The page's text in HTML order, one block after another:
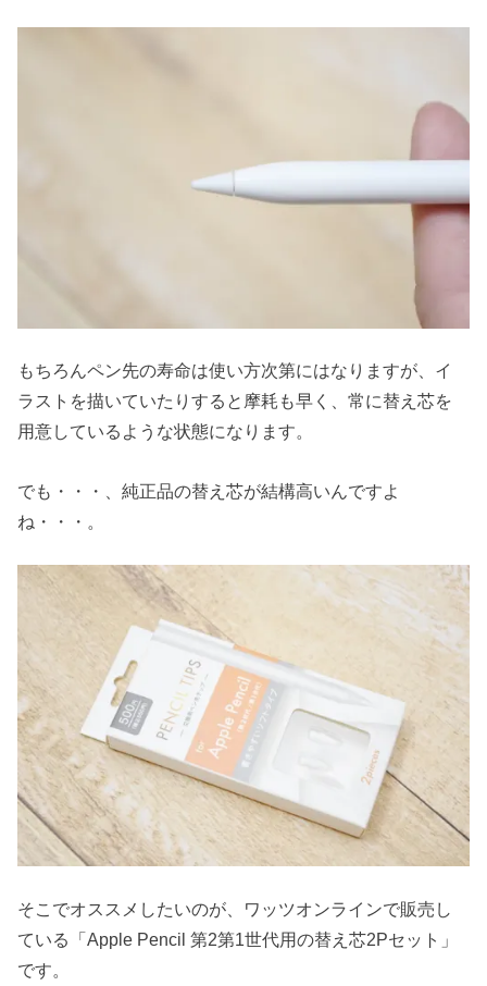
もちろんペン先の寿命は使い方次第にはなりますが、イ
ラストを描いていたりすると摩耗も早く、常に替え芯を
用意しているような状態になります。
でも・・・、純正品の替え芯が結構高いんですよ
ね・・・。
そこでオススメしたいのが、ワッツオンラインで販売し
ている「Apple Pencil 第2第1世代用の替え芯2Pセット」
です。